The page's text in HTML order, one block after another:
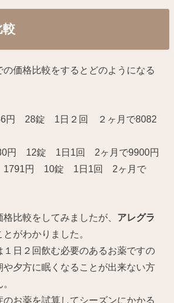
較
価格比較をするとどのようになる
円 28錠 1日２回 ２ヶ月で8082
円 12錠 1日1回 2ヶ月で9900円
1791円 10錠 1日1回 2ヶ月で
比較をしてみましたが、 アレグラ
とがわかりました。
１日２回飲む必要のあるお薬ですの
や夕方に眠くなることが出来ない方
のお薬を試算してシーズンにかかる